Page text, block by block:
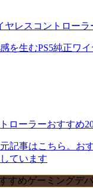
ヤレスコントローラ
を生むPS5純正ワ
ローラーおすすめ
記事はこちら。お
ています
すめゲーミングデ